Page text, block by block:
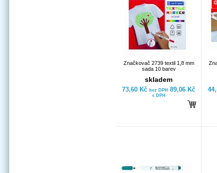
Značkovač 2739 textil 1,8 mm
sada 10 barev
skladem
73,60 Kč bez DPH 89,06 Kč
s DPH